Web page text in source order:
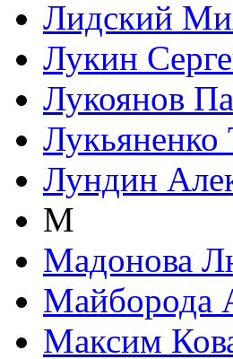
Лидский
Лукин
Лукоянов
Лукьяненко
Лундин
М
Мадонова
Майборода
Максим